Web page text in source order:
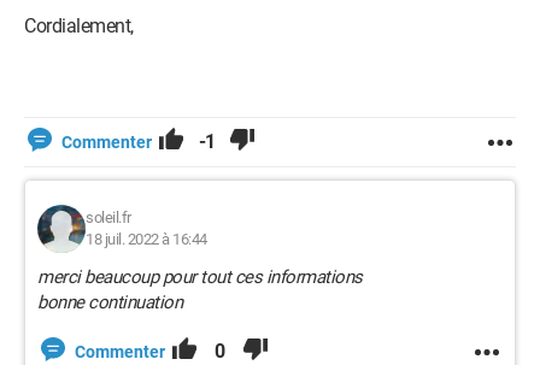
Cordialement,
Commenter -1
soleil.fr
18 juil. 2022 à 16:44
merci beaucoup pour tout ces informations
bonne continuation
Commenter 0